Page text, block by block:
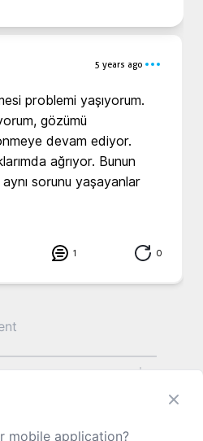
5 years ago
problemi yaşıyorum.
gözümü
devam ediyor.
ağrıyor. Bunun
sorunu yaşayanlar
1 0
mobile application?